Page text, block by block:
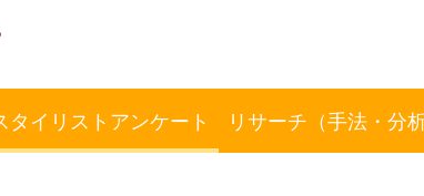
タイリストアンケート リサーチ（手法・分析